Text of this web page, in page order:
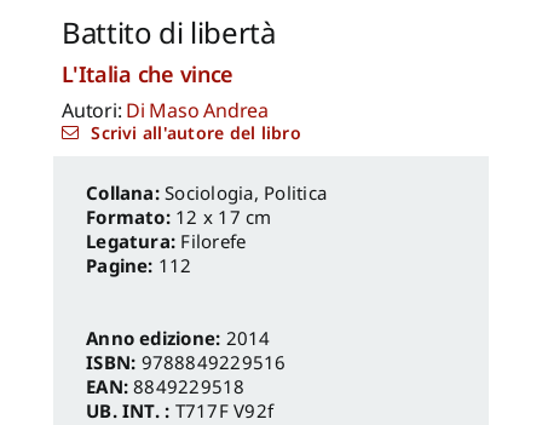
Battito di libertà
L'Italia che vince
Autori: Di Maso Andrea
Scrivi all'autore del libro
Sociologia, Politica
Formato: 12 x 17 cm
Legatura: Filorefe
Pagine: 112
Anno edizione: 2014
ISBN: 9788849229516
EAN:8849229518
UB. INT. : T717F V92f